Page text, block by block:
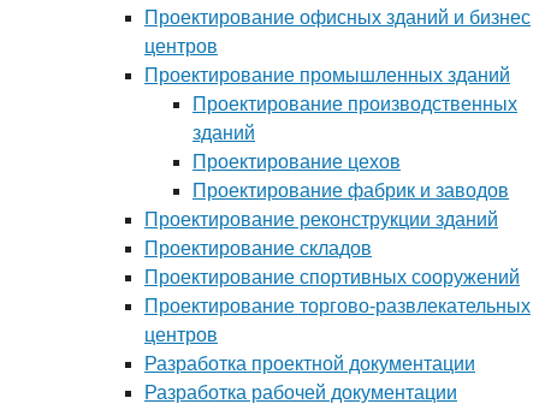
Проектирование офисных зданий и бизнес
центров
Проектирование промышленных зданий
Проектирование производственных
зданий
Проектирование цехов
Проектирование фабрик и заводов
Проектирование реконструкции зданий
Проектирование складов
Проектирование спортивных сооружений
Проектирование торгово-развлекательных
центров
Разработка проектной документации
Разработка рабочей документации